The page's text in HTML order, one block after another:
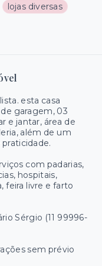
lojas diversas
esta casa
garagem, 03
e jantar, área de
além de um
com padarias,
hospitais,
feira livre e farto
Sérgio (11 99996-
sem prévio